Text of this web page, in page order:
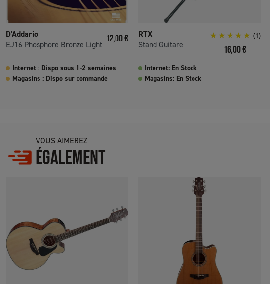
D'Addario
EJ16 Phosphore Bronze Light
Prix
12,00 €
Internet : Dispo sous 1-2 semaines
Magasins : Dispo sur commande
RTX
Stand Guitare
(1)
Prix
16,00 €
Internet: En Stock
Magasins: En Stock
VOUS AIMEREZ
ÉGALEMENT